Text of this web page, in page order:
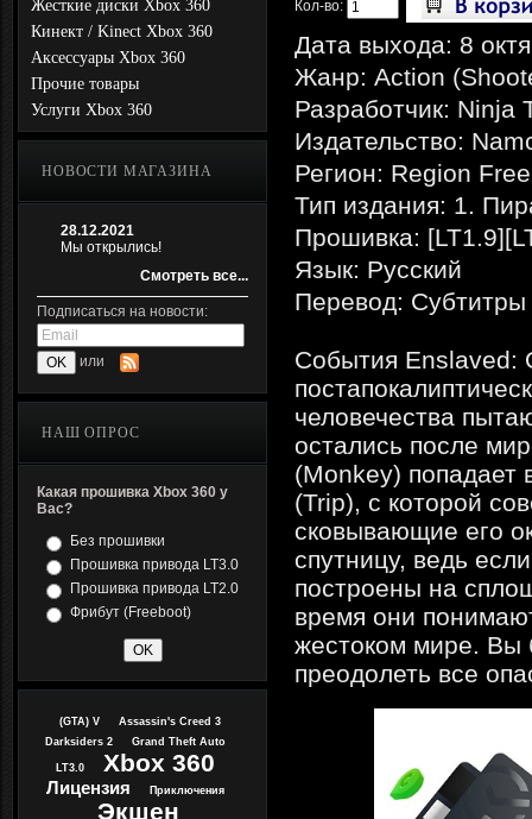
Жесткие диски Xbox 360
Кинект / Kinect Xbox 360
Аксессуары Xbox 360
Прочие товары
Услуги Xbox 360
НОВОСТИ МАГАЗИНА
28.12.2021
Мы открылись!
Смотреть все...
Подписаться на новости:
или
НАШ ОПРОС
Какая прошивка Xbox 360 у
Вас?
Без прошивки
Прошивка привода LT3.0
Прошивка привода LT2.0
Фрибут (Freeboot)
(GTA) V
Assassin's Creed 3
Darksiders 2
Grand Theft Auto
LT3.0 Xbox 360
Лицензия Приключения
Экшен
Кол-во:
Дата выхода: 8
Жанр: Action
Разработчик: Ninja
Издательство:
Регион: Region Free
Тип издания: 1.
Прошивка:
Язык: Русский
Перевод: Субтитры
События Enslaved:
человечества
остались после
(Monkey) попадает
(Trip), с которой
сковывающие его
спутницу, ведь
построены на
время они
жестоком мире. Вы
преодолеть все